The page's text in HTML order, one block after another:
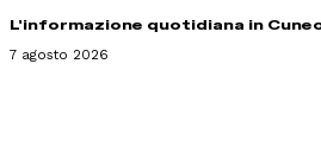
L'informazione quotidiana in
7 agosto 2026